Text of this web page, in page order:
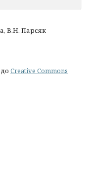
В.Н. Парсяк
Creative Commons